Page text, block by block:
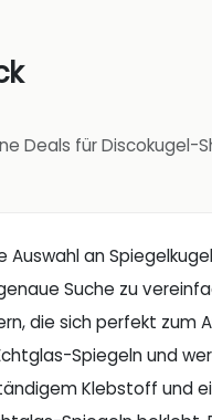
Deals für Discokugel-
an
Suche zu
die sich perfekt zum
Spiegeln und
Klebstoff und